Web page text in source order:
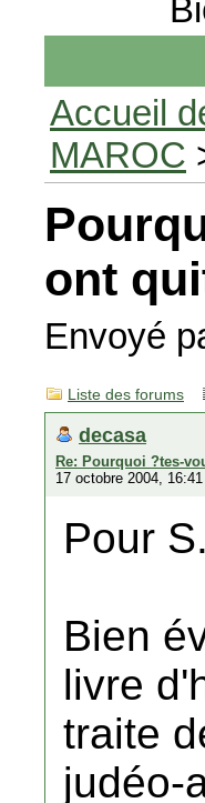
Accueil
MAROC
ont
Envoyé
Liste des forums
decasa
Re: Pourquoi ?tes-
17 octobre 2004, 16:41
Pour
Bien
livre
traite
judéo-